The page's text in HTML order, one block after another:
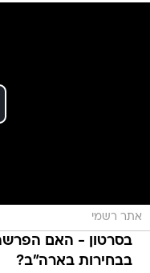
אתר רשמי
בסרטון - האם
בבחירות בארה"ב?